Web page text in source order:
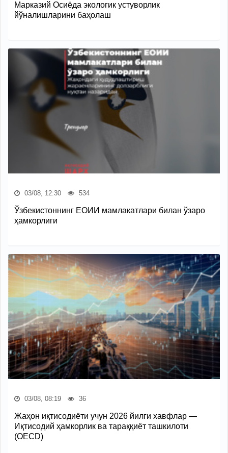
Марказий Осиёда экологик устуворлик
йўналишларини баҳолаш
03/08, 12:30 534
Ўзбекистоннинг ЕОИИ мамлакатлари билан ўзаро
ҳамкорлиги
03/08, 08:19 36
Жаҳон иқтисодиёти учун 2026 йилги хавфлар —
Иқтисодий ҳамкорлик ва тараққиёт ташкилоти
(OECD)